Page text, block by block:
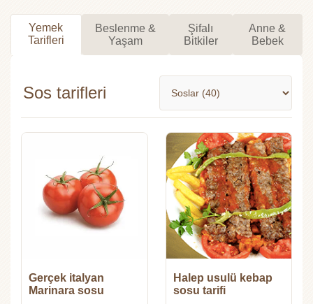
Yemek
Tarifleri
Beslenme &
Yaşam
Şifalı
Bitkiler
Anne &
Bebek
Sos tarifleri
Gerçek italyan
Marinara sosu
Halep usulü kebap
sosu tarifi